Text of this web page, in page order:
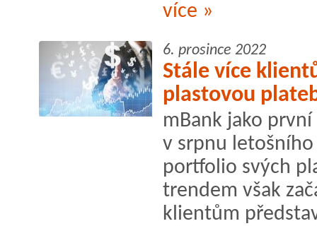
více »
6. prosince 2022
Stále více
plastovou
mBank jako
v srpnu
portfolio svých
trendem však
klientům